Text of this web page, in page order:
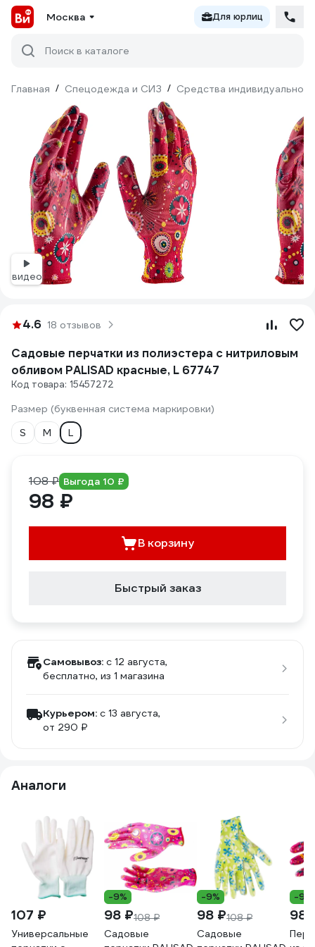
Москва Для юрлиц
Поиск в каталоге
Главная / Спецодежда и СИЗ / Средства индивидуальной
видео
4.6 18 отзывов
Садовые перчатки из полиэстера с нитриловым
обливом PALISAD красные, L 67747
Код товара: 15457272
Размер (буквенная система маркировки)
S
M L
108 ₽ Выгода 10 ₽
98 ₽
В корзину
Быстрый заказ
Самовывоз: c 12 августа,
бесплатно, из 1 магазина
Курьером: c 13 августа,
от 290 ₽
Аналоги
107 ₽
Универсальные
-9%
98 ₽108 ₽
Садовые
-9%
98 ₽108 ₽
Садовые
-9%
98